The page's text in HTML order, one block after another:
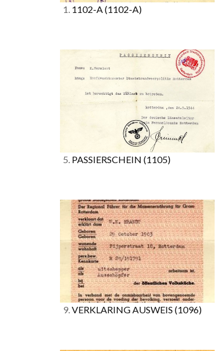
1. 1102-A(1102-A)
5. PASSIERSCHEIN (1105)
9.VERKLARING AUSWEIS (1096)